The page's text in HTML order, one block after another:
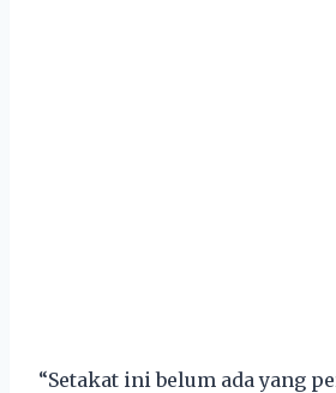
“Setakat ini belum ada yang